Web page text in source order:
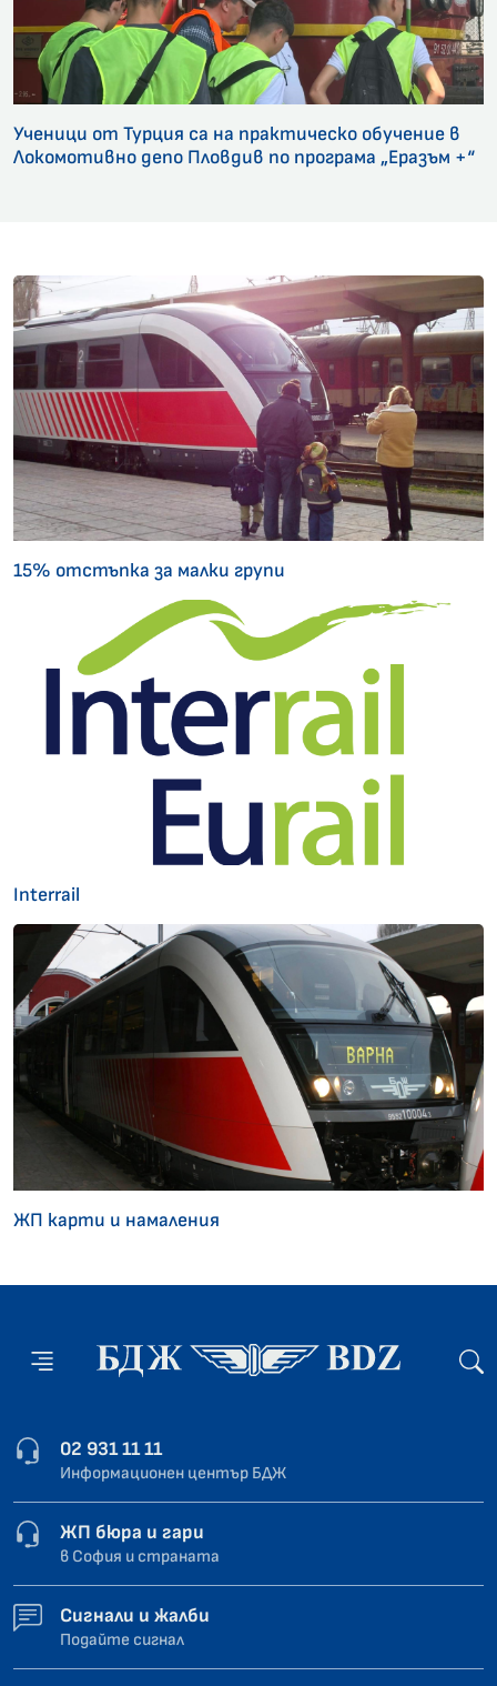
Ученици от Турция са на практическо обучение в
Локомотивно депо Пловдив по програма „Еразъм +“
15% отстъпка за малки групи
Interrail
ЖП карти и намаления
02 931 11 11
Информационен център БДЖ
ЖП бюра и гари
в София и страната
Сигнали и жалби
Подайте сигнал